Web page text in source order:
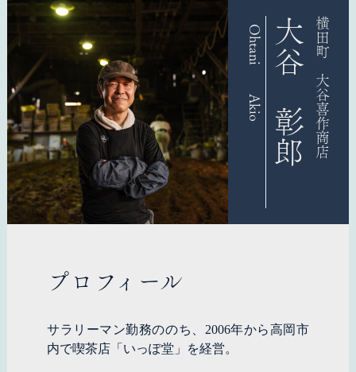
横田町 大谷喜作商店
大谷 彰郎
Ohtani Akio
プロフィール
サラリーマン勤務ののち、2006年から高岡市
内で喫茶店「いっぽ堂」を経営。